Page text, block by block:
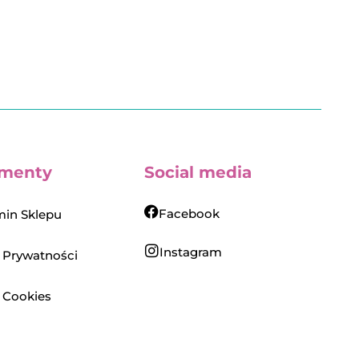
Sklepu
Social media
Facebook
Instagram